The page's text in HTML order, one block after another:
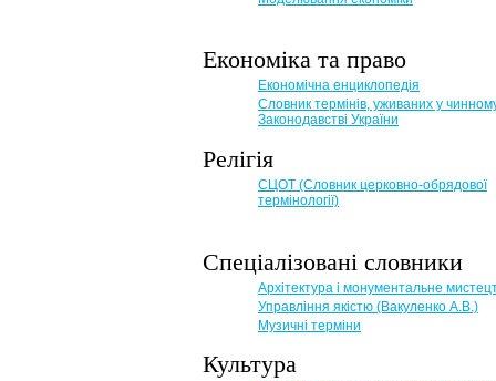
Економіка та право
Eкономічна енциклопедія
Словник термінів, уживаних у
Законодавстві України
Релігія
СЦОТ (Словник церковно-обрядової
термінології)
Спеціалізовані словники
Архітектура і монументальне
Управління якістю (Вакуленко А.В.)
Музичні терміни
Культура